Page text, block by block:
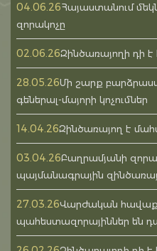
04.06.26Հայաստանում
զորակոչը
02.06.26Զինծառայողի դի է
28.05.26Մի շարք
գեներալ-մայորի կոչումներ
14.04.26Զինծառայող է
03.04.26Բաղրամյանի
պայմանագրային
27.03.26Վարժական
պահեստազորայիններ են